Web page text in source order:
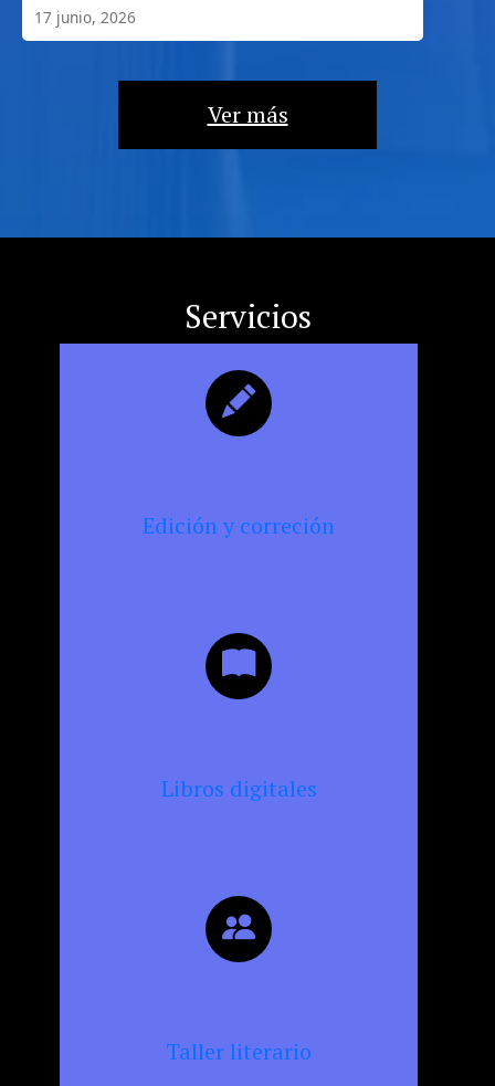
familiar
y
17 junio, 2026
Ver más
Servicios
Edición y correción
Libros digitales
Taller literario